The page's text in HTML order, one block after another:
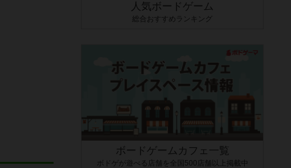
人気ボードゲーム
総合おすすめランキング
ボードゲームカフェ一覧
ボドゲが遊べる店舗を全国500店舗以上掲載中